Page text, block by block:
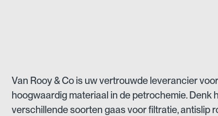
Van Rooy & Co is uw vertrouwde leverancier voor
hoogwaardig materiaal in de petrochemie. Denk
verschillende soorten gaas voor filtratie, antislip